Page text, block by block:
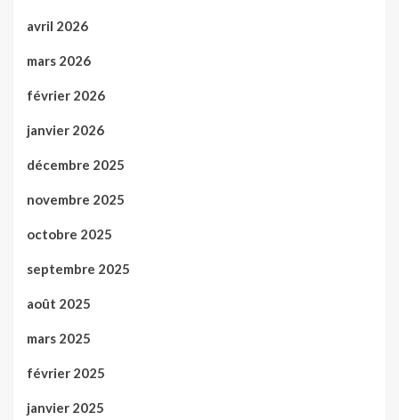
avril 2026
mars 2026
février 2026
janvier 2026
décembre 2025
novembre 2025
octobre 2025
septembre 2025
août 2025
mars 2025
février 2025
janvier 2025